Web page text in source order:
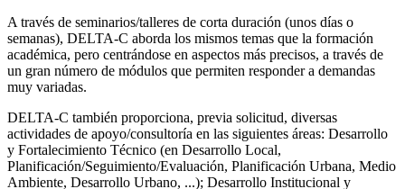
A través de seminarios/talleres de corta duración (unos días o
semanas), DELTA-C aborda los mismos temas que la formación
académica, pero centrándose en aspectos más precisos, a través de
un gran número de módulos que permiten responder a demandas
muy variadas.
DELTA-C también proporciona, previa solicitud, diversas
actividades de apoyo/consultoría en las siguientes áreas: Desarrollo
y Fortalecimiento Técnico (en Desarrollo Local,
Planificación/Seguimiento/Evaluación, Planificación Urbana, Medio
Ambiente, Desarrollo Urbano, ...); Desarrollo Institucional y